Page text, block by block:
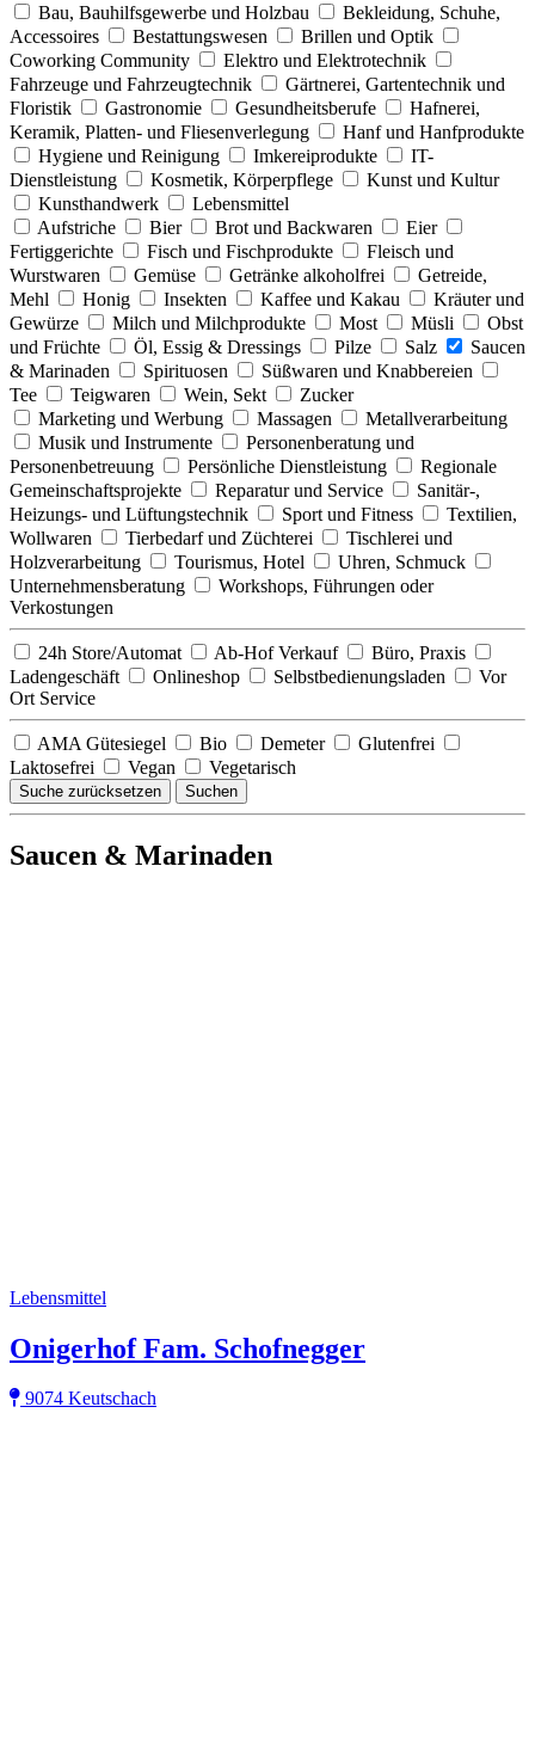
Bau, Bauhilfsgewerbe und Holzbau
Bekleidung, Schuhe,
Accessoires
Bestattungswesen
Brillen und Optik
Coworking Community
Elektro und Elektrotechnik
Fahrzeuge und Fahrzeugtechnik
Gärtnerei, Gartentechnik und
Floristik
Gastronomie Gesundheitsberufe
Hafnerei,
Keramik, Platten- und Fliesenverlegung
Hanf und Hanfprodukte
Hygiene und Reinigung
Imkereiprodukte
IT-
Dienstleistung
Kosmetik, Körperpflege
Kunst und Kultur
Kunsthandwerk
Lebensmittel
Aufstriche
Bier Brot und Backwaren
Eier
Fertiggerichte
Fisch und Fischprodukte
Fleisch und
Wurstwaren
Gemüse Getränke alkoholfrei
Getreide,
Mehl
Honig Insekten Kaffee und Kakau
Kräuter und
Gewürze
Milch und Milchprodukte Most Müsli
Obst
und Früchte
Öl, Essig & Dressings Pilze Salz
Saucen
& Marinaden
Spirituosen
Süßwaren und Knabbereien
Tee
Teigwaren Wein, Sekt
Zucker
Marketing und Werbung
Massagen
Metallverarbeitung
Musik und Instrumente
Personenberatung und
Personenbetreuung
Persönliche Dienstleistung
Regionale
Gemeinschaftsprojekte
Reparatur und Service
Sanitär-,
Heizungs- und Lüftungstechnik
Sport und Fitness
Textilien,
Wollwaren
Tierbedarf und Züchterei
Tischlerei und
Holzverarbeitung
Tourismus, Hotel
Uhren, Schmuck
Unternehmensberatung
Workshops, Führungen oder
Verkostungen
24h Store/Automat Ab-Hof Verkauf
Büro, Praxis
Ladengeschäft
Onlineshop Selbstbedienungsladen
Vor
Ort Service
AMA Gütesiegel Bio Demeter
Glutenfrei
Laktosefrei
Vegan Vegetarisch
Suche zurücksetzen Suchen
Saucen & Marinaden
Lebensmittel
Onigerhof Fam. Schofnegger
9074 Keutschach